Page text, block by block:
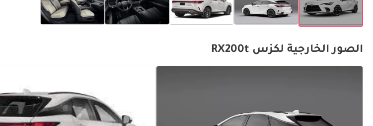
الصور الخارجية لكزس RX200t